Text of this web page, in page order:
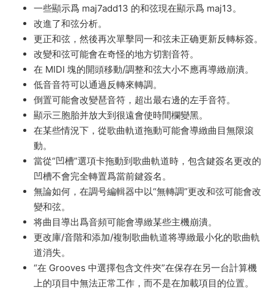
一些顯示爲 maj7add13 的和弦現在顯示爲 maj13。
改進了和弦分析。
更正和弦，然後再次單擊同一和弦未正确更新反轉标簽。
改變和弦可能會在奇怪的地方切割音符。
在 MIDI 塊的開頭移動/調整和弦大小不應再導緻崩潰。
低音音符可以通過反轉來轉調。
倒置可能會改變琶音符，超出最右邊的左手音符。
顯示三胞胎并放大到很遠會使時間欄變黑。
在某些情況下，從歌曲軌道拖動可能會導緻曲目無限滾
動。
當從“凹槽”選項卡拖動到歌曲軌道時，包含鍵簽名更改的
凹槽不會完全轉置爲當前鍵簽名。
無論如何，在調号編輯器中以“無轉調”更改和弦可能會改
變和弦。
将曲目導出爲音頻可能會導緻某些主機崩潰。
更改庫/音階和添加/複制歌曲軌道将導緻最小化的歌曲軌
道消失。
“在 Grooves 中選擇包含文件夾”在保存在另一台計算機
上的項目中無法正常工作，而不是在加載項目的位置。